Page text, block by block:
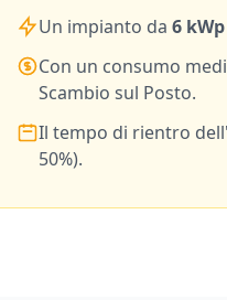
Un impianto da 6 kWp
Con un consumo
Scambio sul Posto.
Il tempo di rientro
50%).